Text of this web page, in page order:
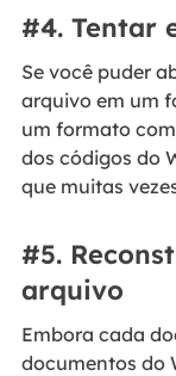
#4. Tentar
Se você puder
arquivo em um
um formato
dos códigos do
que muitas
#5.
arquivo
Embora cada
documentos do